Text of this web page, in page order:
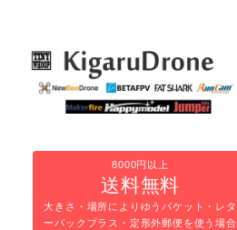
8000円以上
送料無料
大きさ・場所によりゆうパケット・レタ
ーパックプラス・定形外郵便を使う場合